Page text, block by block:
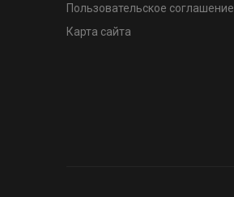
Пользовательское соглашение
Карта сайта